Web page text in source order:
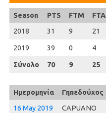
Season
2018
2019
Σύνολο
Season PTS FTM FTA
2018
31 9 21
2019 39 0 4
Σύνολο 70 9 25
Ημερομηνία Γηπεδούχος
16 May 2019
CAPUANO